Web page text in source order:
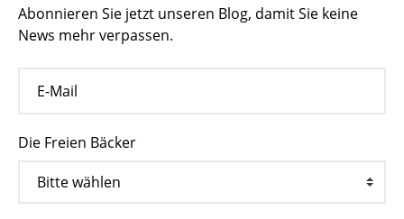
Abonnieren Sie jetzt unseren Blog, damit Sie keine
News mehr verpassen.
Die Freien Bäcker